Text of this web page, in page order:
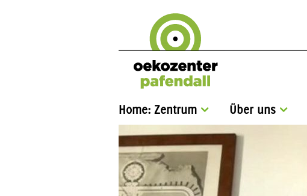
Home: Zentrum Über uns